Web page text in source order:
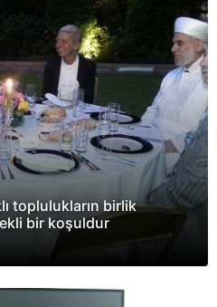
toplulukların birlik
bir koşuldur